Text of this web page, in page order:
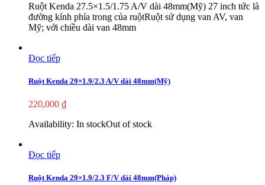
Ruột Kenda 27.5×1.5/1.75 A/V dài 48mm(Mỹ) 27 inch tức là
đường kính phía trong của ruộtRuột sử dụng van AV, van
Mỹ; với chiều dài van 48mm
Đọc tiếp
Ruột Kenda 29×1.9/2.3 A/V dài 48mm(Mỹ)
220,000 ₫
Availability: In stockOut of stock
Đọc tiếp
Ruột Kenda 29×1.9/2.3 F/V dài 48mm(Pháp)